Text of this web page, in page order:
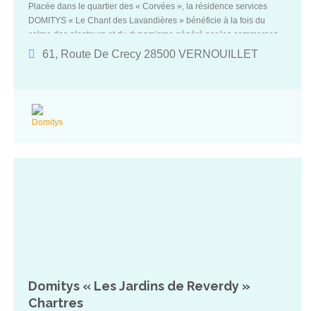
Placée dans le quartier des « Corvées », la résidence services
DOMITYS « Le Chant des Lavandières » bénéficie à la fois du
calme des alentours et du dynamisme généré par les commerces
alentours. Avec 126 appartements modernes, équipés et adaptés,
cette résidence vous apportera tout le confort dont vous avez
de gym, bassin d’aquagym…
61, Route De Crecy 28500 VERNOUILLET
Domitys « Les Jardins de Reverdy »
Chartres